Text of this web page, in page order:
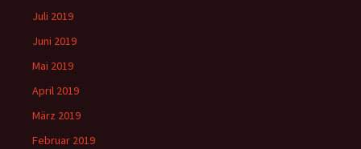
Juli 2019
Juni 2019
Mai 2019
April 2019
März 2019
Februar 2019